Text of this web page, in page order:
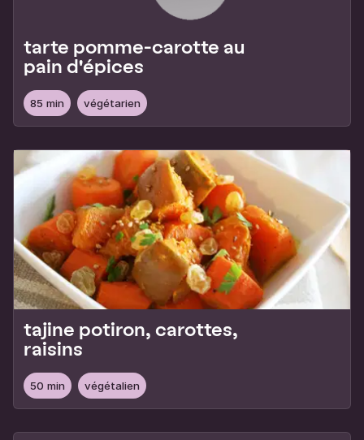
tarte pomme-carotte au
pain d'épices
85 min végétarien
tajine potiron, carottes,
raisins
50 min végétalien